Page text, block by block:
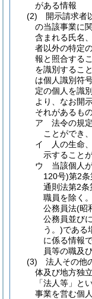
がある情報
(2)
開示請求者
の当該事業に
含まれる氏名
者以外の特定
報と照合する
を識別するこ
は個人識別符
定の個人を識
より、なお開
それがあるもの
ア
法令の規
ことができ
イ
人の生命
示すること
ウ
当該個人
120号)第2条
通則法第2
職員を除く
公務員法(昭
公務員並び
う。)である
に係る情報
員等の職及
(3)
法人その他
体及び地方独
「法人等」と
事業を営む個